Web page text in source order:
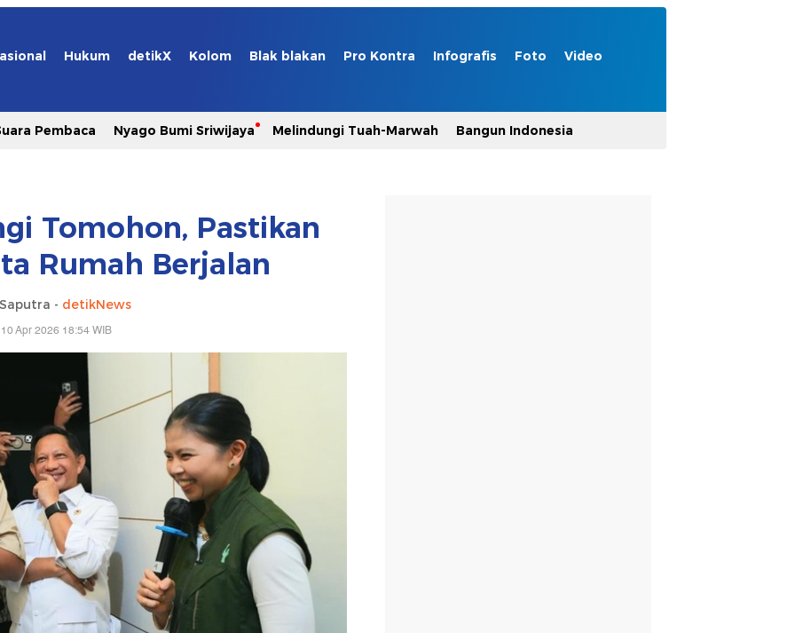
Hukum detikX Kolom Blak blakan Pro Kontra Infografis Foto Video
Pembaca Nyago Bumi Sriwijaya Melindungi Tuah-Marwah Bangun Indonesia
Tomohon, Pastikan
Rumah Berjalan
- detikNews
Apr 2026 18:54 WIB